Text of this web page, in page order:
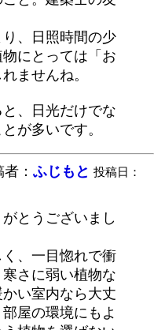
、日照時間の少
にとっては「お
ませんね。
、日光だけでな
が多いです。
： ふじもと 投稿日：
とうございまし
、一目惚れで衝
さに弱い植物な
い室内なら大丈
屋の環境にもよ